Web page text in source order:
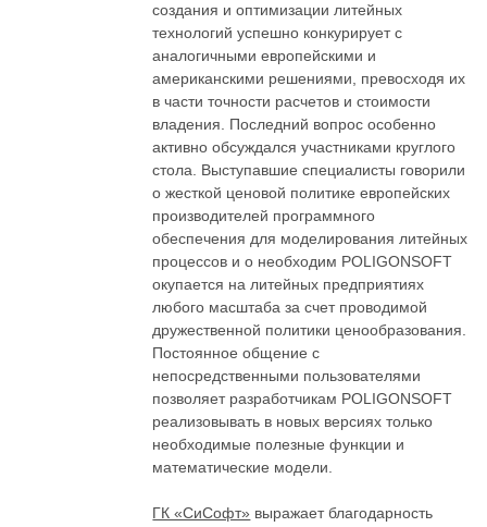
создания и оптимизации литейных
технологий успешно конкурирует с
аналогичными европейскими и
американскими решениями, превосходя их
в части точности расчетов и стоимости
владения. Последний вопрос особенно
активно обсуждался участниками круглого
стола. Выступавшие специалисты говорили
о жесткой ценовой политике европейских
производителей программного
обеспечения для моделирования литейных
процессов и о необходим POLIGONSOFT
окупается на литейных предприятиях
любого масштаба за счет проводимой
дружественной политики ценообразования.
Постоянное общение с
непосредственными пользователями
позволяет разработчикам POLIGONSOFT
реализовывать в новых версиях только
необходимые полезные функции и
математические модели.
ГК «СиСофт» выражает благодарность